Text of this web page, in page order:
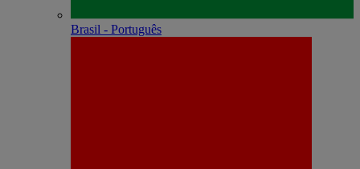
Brasil - Português